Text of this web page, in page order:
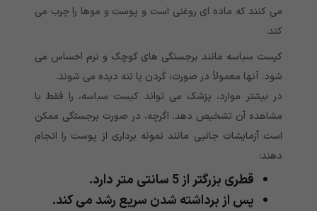
می کنند که ماده ای روغنی است و پوست و موها را چرب می
کند.
کیست سباسه مانند برجستگی های کوچک و نرم احساس می
شود. آنها معمولاً در صورت، گردن یا تنه دیده می شوند.
در بیشتر موارد، پزشک می تواند کیست سباسه، را فقط با
مشاهده آن تشخیص دهد. اگرچه، در صورت برجستگی ممکن
است آزمایشات جانبی مانند نمونه برداری از پوست را انجام
دهند:
قطری بزرگتر از 5 سانتی متر دارد.
پس از برداشته شدن سریع رشد می کند.